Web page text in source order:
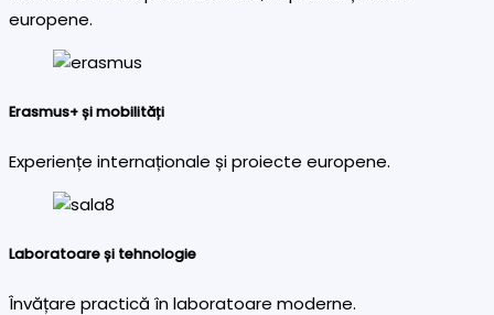
europene.
Erasmus+ și mobilități
Experiențe internaționale și proiecte europene.
Laboratoare și tehnologie
Învățare practică în laboratoare moderne.